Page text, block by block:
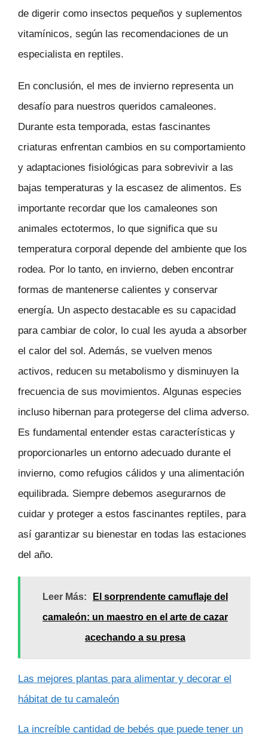
de digerir como insectos pequeños y suplementos
vitamínicos, según las recomendaciones de un
especialista en reptiles.
En conclusión, el mes de invierno representa un
desafío para nuestros queridos camaleones.
Durante esta temporada, estas fascinantes
criaturas enfrentan cambios en su comportamiento
y adaptaciones fisiológicas para sobrevivir a las
bajas temperaturas y la escasez de alimentos. Es
importante recordar que los camaleones son
animales ectotermos, lo que significa que su
temperatura corporal depende del ambiente que los
rodea. Por lo tanto, en invierno, deben encontrar
formas de mantenerse calientes y conservar
energía. Un aspecto destacable es su capacidad
para cambiar de color, lo cual les ayuda a absorber
el calor del sol. Además, se vuelven menos
activos, reducen su metabolismo y disminuyen la
frecuencia de sus movimientos. Algunas especies
incluso hibernan para protegerse del clima adverso.
Es fundamental entender estas características y
proporcionarles un entorno adecuado durante el
invierno, como refugios cálidos y una alimentación
equilibrada. Siempre debemos asegurarnos de
cuidar y proteger a estos fascinantes reptiles, para
así garantizar su bienestar en todas las estaciones
del año.
Leer Más:
El sorprendente camuflaje del
camaleón: un maestro en el arte de cazar
acechando a su presa
Las mejores plantas para alimentar y decorar el
hábitat de tu camaleón
La increíble cantidad de bebés que puede tener un